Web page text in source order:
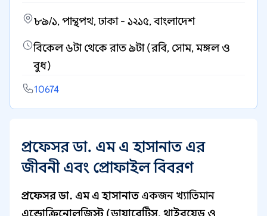
৮৯/১, পান্থপথ, ঢাকা - ১২১৫, বাংলাদেশ
বিকেল ৬টা থেকে রাত ৯টা (রবি, সোম, মঙ্গল ও
বুধ)
10674
প্রফেসর ডা. এম এ হাসানাত এর
জীবনী এবং প্রোফাইল বিবরণ
প্রফেসর ডা. এম এ হাসানাতএকজন খ্যাতিমান